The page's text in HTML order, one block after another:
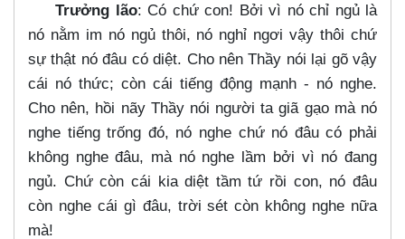
Trưởng lão: Có chứ con! Bởi vì nó chỉ ngủ là
nó nằm im nó ngủ thôi, nó nghỉ ngơi vậy thôi chứ
sự thật nó đâu có diệt. Cho nên Thầy nói lại gõ vậy
cái nó thức; còn cái tiếng động mạnh - nó nghe.
Cho nên, hồi nãy Thầy nói người ta giã gạo mà nó
nghe tiếng trống đó, nó nghe chứ nó đâu có phải
không nghe đâu, mà nó nghe lầm bởi vì nó đang
ngủ. Chứ còn cái kia diệt tầm tứ rồi con, nó đâu
còn nghe cái gì đâu, trời sét còn không nghe nữa
mà!